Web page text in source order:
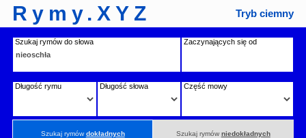
Rymy.XYZ Tryb ciemny
Szukaj rymów do słowa Zaczynających się od
Długość rymu Długość słowa Część mowy
Szukaj rymówdokładnych Szukaj rymów niedokładnych